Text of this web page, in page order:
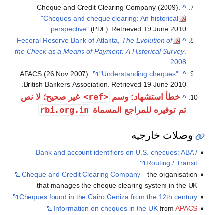
Cheque and Credit Clearing Company (2009).
"Cheques and cheque clearing: An historical
perspective"
(PDF). Retrieved19 June
.
Federal Reserve Bank of Atlanta,The Evolution of
the Check as a Means of Payment: A Historical Survey
APACS (26 Nov 2007). "Understanding cheques"
British Bankers Association. Retrieved19 June
.
خطأ استشهاد: وسم <ref>
غير صحيح؛ لا نص
تم توفيره للمراجع المسماةrbi.org.in
وصلات خارجية
Bank and account identifiers on U.S. cheques: ABA /
Routing / Transit
Cheque and Credit Clearing Company—the organisation
that manages the cheque clearing system in the UK
Cheques found in the Cairo Geniza from the 12th century
Information on cheques in the UKfromAPACS